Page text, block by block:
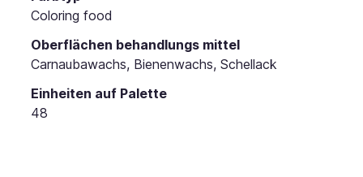
Coloring food
Oberflächen behandlungs mittel
Carnaubawachs, Bienenwachs, Schellack
Einheiten auf Palette
48